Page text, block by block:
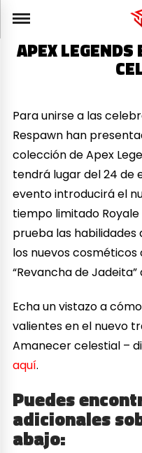
APEX LEGENDS
Para unirse a las
Respawn han
colección de Apex
tendrá lugar del 24 de
evento introducirá el
tiempo limitado
prueba las habilidades
los nuevos
“Revancha de
Echa un vistazo a
valientes en el nuevo
Amanecer celestial –
aquí.
Puedes
adicionales
abajo: